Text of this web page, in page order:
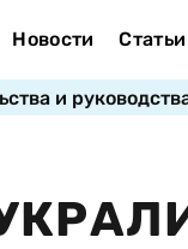
Новости Статьи
и